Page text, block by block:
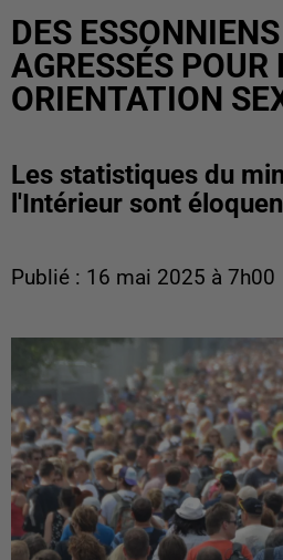
DES
AGRESSÉS POUR
ORIENTATION
Les statistiques du
l'Intérieur sont
Publié : 16 mai 2025 à 7h00